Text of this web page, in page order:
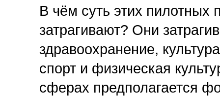
В чём суть этих пилотных
затрагивают? Они
здравоохранение,
спорт и физическая
сферах предполагается